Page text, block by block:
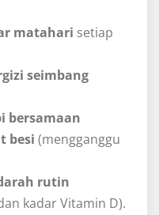
matahari setiap
seimbang
bersamaan
besi (mengganggu
rutin
kadar Vitamin D).